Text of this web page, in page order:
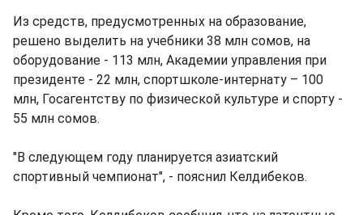
Из средств, предусмотренных на образование,
решено выделить на учебники 38 млн сомов, на
оборудование - 113 млн, Академии управления при
президенте - 22 млн, спортшколе-интернату – 100
млн, Госагентству по физической культуре и спорту -
55 млн сомов.
"В следующем году планируется азиатский
спортивный чемпионат", - пояснил Келдибеков.